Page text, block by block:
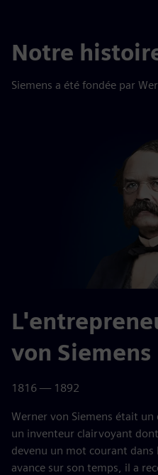
Notre
Siemens a été fondée par
von Siemens
1816 — 1892
Werner von Siemens était
un inventeur clairvoyant
devenu un mot courant dans
avance sur son temps, il a